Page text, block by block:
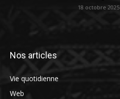
18 octobre 2025
Nos articles
Vie quotidienne
Web